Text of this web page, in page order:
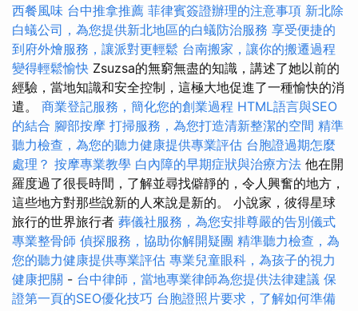
西餐風味 台中推拿推薦 菲律賓簽證辦理的注意事項 新北除
白蟻公司，為您提供新北地區的白蟻防治服務 享受便捷的
到府外燴服務，讓派對更輕鬆 台南搬家，讓你的搬遷過程
變得輕鬆愉快 Zsuzsa的無窮無盡的知識，講述了她以前的
經驗，當地知識和安全控制，這極大地促進了一種愉快的消
遣。 商業登記服務，簡化您的創業過程 HTML語言與SEO
的結合 腳部按摩 打掃服務，為您打造清新整潔的空間 精準
聽力檢查，為您的聽力健康提供專業評估 台胞證過期怎麼
處理？ 按摩專業教學 白內障的早期症狀與治療方法 他在開
羅度過了很長時間，了解並尋找僻靜的，令人興奮的地方，
這些地方對那些說新的人來說是新的。 小說家，彼得星球
旅行的世界旅行者 葬儀社服務，為您安排尊嚴的告別儀式
專業整骨師 偵探服務，協助你解開疑團 精準聽力檢查，為
您的聽力健康提供專業評估 專業兒童眼科，為孩子的視力
健康把關 - 台中律師，當地專業律師為您提供法律建議 保
證第一頁的SEO優化技巧 台胞證照片要求，了解如何準備